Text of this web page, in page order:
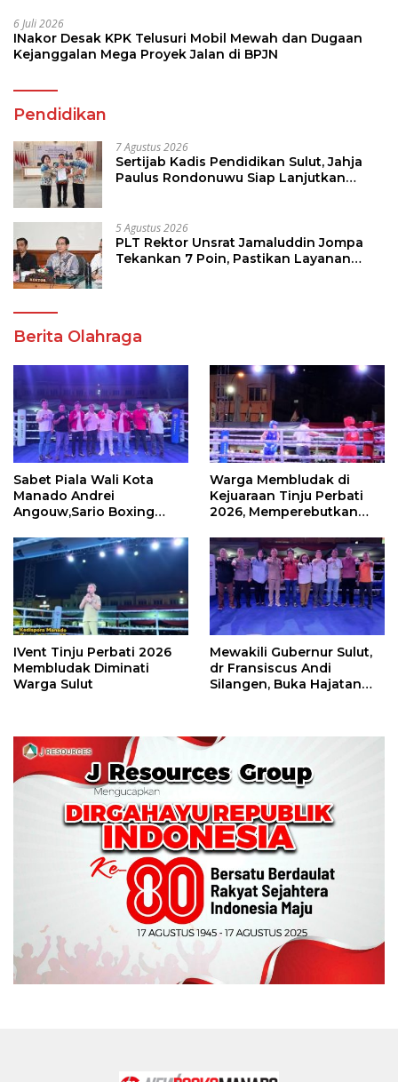
6 Juli 2026
INakor Desak KPK Telusuri Mobil Mewah dan Dugaan
Kejanggalan Mega Proyek Jalan di BPJN
Pendidikan
7 Agustus 2026
Sertijab Kadis Pendidikan Sulut, Jahja
Paulus Rondonuwu Siap Lanjutkan
5 Agustus 2026
PLT Rektor Unsrat Jamaluddin Jompa
Tekankan 7 Poin, Pastikan Layanan
Berita Olahraga
Sabet Piala Wali Kota
Manado Andrei
Angouw,Sario Boxing
Perbati 2026
Warga Membludak di
Kejuaraan Tinju Perbati
2026, Memperebutkan
IVent Tinju Perbati 2026
Membludak Diminati
Warga Sulut
Mewakili Gubernur Sulut,
dr Fransiscus Andi
Silangen, Buka Hajatan